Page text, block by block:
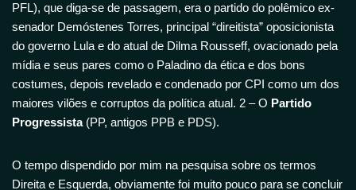
PFL), que diga-se de passagem, era o partido do polêmico ex-
senador Demóstenes Torres, principal “direitista” oposicionista
do governo Lula e do atual de Dilma Rousseff, ovacionado pela
mídia e seus pares como o Paladino da ética e dos bons
costumes, depois revelado e condenado por CPI como um dos
maiores vilões e corruptos da política atual. 2 – O Partido
Progressista(PP, antigos PPB e PDS).
O tempo dispendido por mim na pesquisa sobre os termos
Direita e Esquerda, obviamente foi muito pouco para se concluir